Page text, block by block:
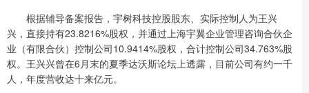
根据辅导备案报告，宇树科技控股股东、实际控制人为王兴
兴，直接持有23.8216%股权，并通过上海宇翼企业管理咨询合伙企
业（有限合伙）控制公司10.9414%股权，合计控制公司34.763%股
权。王兴兴曾在6月末的夏季达沃斯论坛上透露，目前公司有约一千
人，年度营收达十来亿元。